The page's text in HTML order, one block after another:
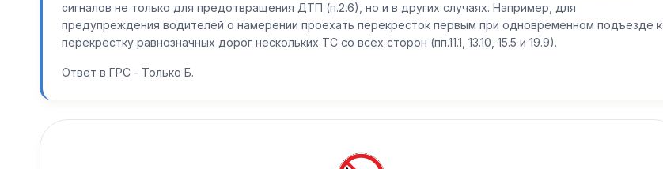
сигналов не только для предотвращения ДТП (п.2.6), но и в других случаях. Например, для
предупреждения водителей о намерении проехать перекресток первым при одновременном подъезде к
перекрестку равнозначных дорог нескольких ТС со всех сторон (пп.11.1, 13.10, 15.5 и 19.9).
Ответ в ГРС - Только Б.